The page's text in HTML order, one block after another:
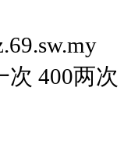
一次
约